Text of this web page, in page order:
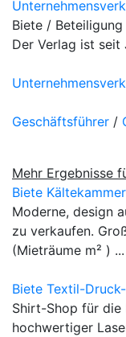
Biete /
Der Verlag ist seit
Geschäftsführer /
Mehr Ergebnisse
Biete
Moderne, design
zu verkaufen.
(Mieträume m² ) ...
Biete Textil-
Shirt-Shop für die
hochwertiger